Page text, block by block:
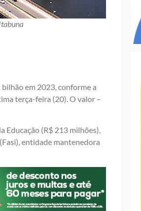
em 2023, conforme a
terça-feira (20). O valor –
Educação (R$ 213 milhões),
entidade mantenedora